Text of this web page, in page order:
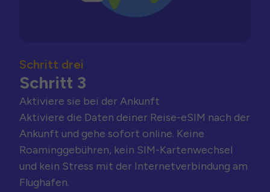
Schritt drei
Schritt 3
Aktiviere sie bei der Ankunft
Aktiviere die Daten deiner Reise-eSIM nach der
Ankunft und gehe sofort online. Keine
Roaminggebühren, kein SIM-Kartenwechsel
und kein Stress mit der Internetverbindung am
Flughafen.